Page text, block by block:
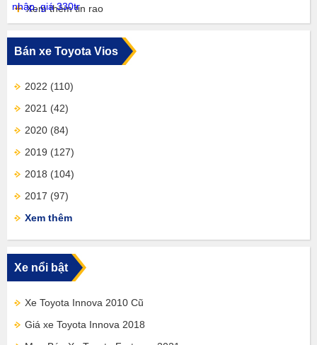
Xem thêm tin rao
Bán xe Toyota Vios
2022 (110)
2021 (42)
2020 (84)
2019 (127)
2018 (104)
2017 (97)
Xem thêm
Xe nổi bật
Xe Toyota Innova 2010 Cũ
Giá xe Toyota Innova 2018